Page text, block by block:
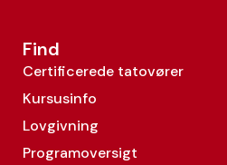
Find
Certificerede tatovører
Kursusinfo
Lovgivning
Programoversigt